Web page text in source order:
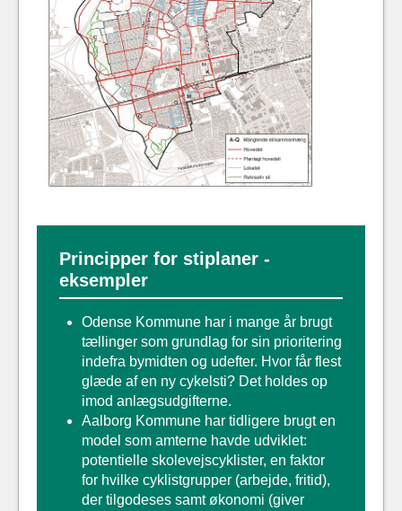
Principper for stiplaner -
eksempler
Odense Kommune har i mange år brugt
tællinger som grundlag for sin prioritering
indefra bymidten og udefter. Hvor får flest
glæde af en ny cykelsti? Det holdes op
imod anlægsudgifterne.
Aalborg Kommune har tidligere brugt en
model som amterne havde udviklet:
potentielle skolevejscyklister, en faktor
for hvilke cyklistgrupper (arbejde, fritid),
der tilgodeses samt økonomi (giver